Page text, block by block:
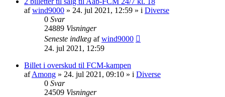
afwind9000 » 24. jul 2021, 12:59 » i Diverse
0 Svar
24889 Visninger
Seneste indlæg afwind9000
24. jul 2021, 12:59
Billet i overskud til FCM-kampen
afAmong » 24. jul 2021, 09:10 » i Diverse
0 Svar
24509 Visninger